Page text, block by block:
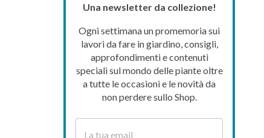
Una newsletter da collezione!
Ogni settimana un promemoria sui
lavori da fare in giardino, consigli,
approfondimenti e contenuti
speciali sul mondo delle piante oltre
a tutte le occasioni e le novità da
non perdere sullo Shop.